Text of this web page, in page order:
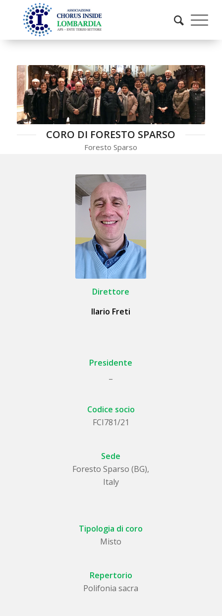
CORO DI FORESTO SPARSO
Foresto Sparso
Direttore
Ilario Freti
Presidente
Codice socio
FCI781/21
Sede
Foresto Sparso (BG),
Italy
Tipologia di coro
Misto
Repertorio
Polifonia sacra